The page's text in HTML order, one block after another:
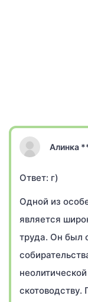
Алинка
Ответ: г)
Одной из
является
труда. Он был